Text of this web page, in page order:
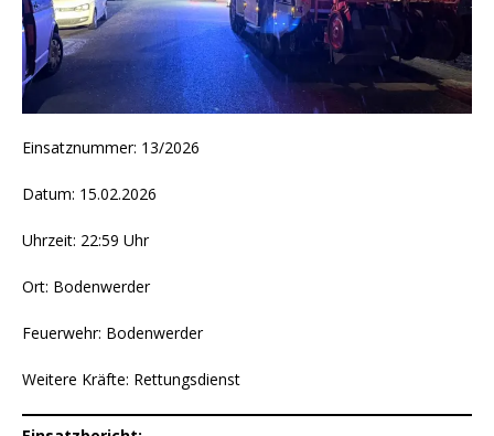
Einsatznummer: 13/2026
Datum: 15.02.2026
Uhrzeit: 22:59 Uhr
Ort: Bodenwerder
Feuerwehr: Bodenwerder
Weitere Kräfte: Rettungsdienst